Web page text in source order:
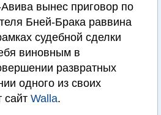
вынес приговор по
Бней-Брака раввина
судебной сделки
виновным в
развратных
одного из своих
сайт Walla.